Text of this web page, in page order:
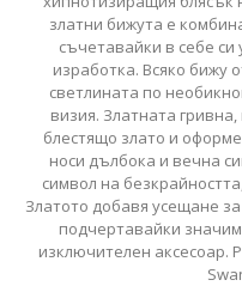
златни бижута е
съчетавайки в себе
изработка. Всяко бижу
светлината по
визия. Златната
блестящо злато и
носи дълбока и вечна
символ на
Златото добавя усещане
подчертавайки
изключителен аксесоар.